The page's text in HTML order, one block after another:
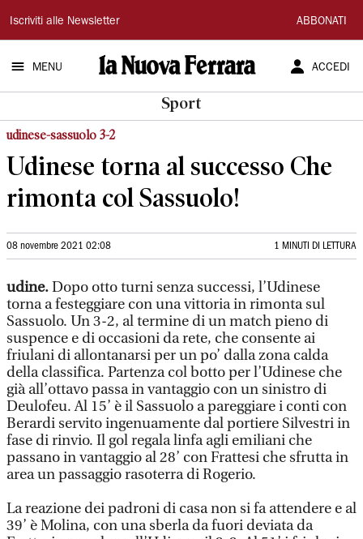
La
Nuova
Ferrara
Iscriviti alle Newsletter ABBONATI
MENU ACCEDI
Sport
udinese-sassuolo 3-2
Udinese torna al successo Che
rimonta col Sassuolo!
08 novembre 2021 02:08 1 MINUTI DI LETTURA
udine.Dopo otto turni senza successi, l’Udinese
torna a festeggiare con una vittoria in rimonta sul
Sassuolo. Un 3-2, al termine di un match pieno di
suspence e di occasioni da rete, che consente ai
friulani di allontanarsi per un po’ dalla zona calda
della classifica. Partenza col botto per l’Udinese che
già all’ottavo passa in vantaggio con un sinistro di
Deulofeu. Al 15’ è il Sassuolo a pareggiare i conti con
Berardi servito ingenuamente dal portiere Silvestri in
fase di rinvio. Il gol regala linfa agli emiliani che
passano in vantaggio al 28’ con Frattesi che sfrutta in
area un passaggio rasoterra di Rogerio.
La reazione dei padroni di casa non si fa attendere e al
39’ è Molina, con una sberla da fuori deviata da